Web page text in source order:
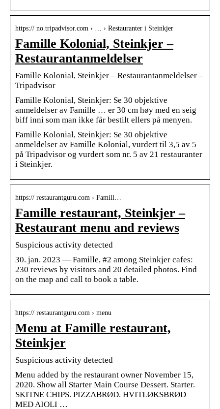
https:// no.tripadvisor.com › … › Restauranter i Steinkjer
Famille Kolonial, Steinkjer –
Restaurantanmeldelser
Famille Kolonial, Steinkjer – Restaurantanmeldelser –
Tripadvisor
Famille Kolonial, Steinkjer: Se 30 objektive
anmeldelser av Famille … er 30 cm høy med en seig
biff inni som man ikke får bestilt ellers på menyen.
Famille Kolonial, Steinkjer: Se 30 objektive
anmeldelser av Famille Kolonial, vurdert til 3,5 av 5
på Tripadvisor og vurdert som nr. 5 av 21 restauranter
i Steinkjer.
https:// restaurantguru.com › Famill…
Famille restaurant, Steinkjer –
Restaurant menu and reviews
Suspicious activity detected
30. jan. 2023 — Famille, #2 among Steinkjer cafes:
230 reviews by visitors and 20 detailed photos. Find
on the map and call to book a table.
https:// restaurantguru.com › menu
Menu at Famille restaurant,
Steinkjer
Suspicious activity detected
Menu added by the restaurant owner November 15,
2020. Show all Starter Main Course Dessert. Starter.
SKITNE CHIPS. PIZZABRØD. HVITLØKSBRØD
MED AIOLI …